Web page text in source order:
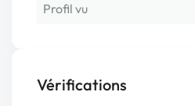
Profil vu
Vérifications